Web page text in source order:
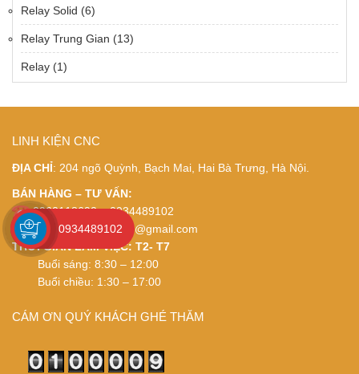
Relay Solid (6)
Relay Trung Gian (13)
Relay (1)
LINH KIỆN CNC
ĐỊA CHỈ: 204 ngõ Quỳnh, Bạch Mai, Hai Bà Trưng, Hà Nội.
BÁN HÀNG – TƯ VẤN:
0962118692 – 0934489102
Email: thietbidienviet.vn@gmail.com
THỜI GIAN LÀM VIỆC: T2- T7
Buổi sáng: 8:30 – 12:00
Buổi chiều: 1:30 – 17:00
CÁM ƠN QUÝ KHÁCH GHÉ THĂM
0934489102